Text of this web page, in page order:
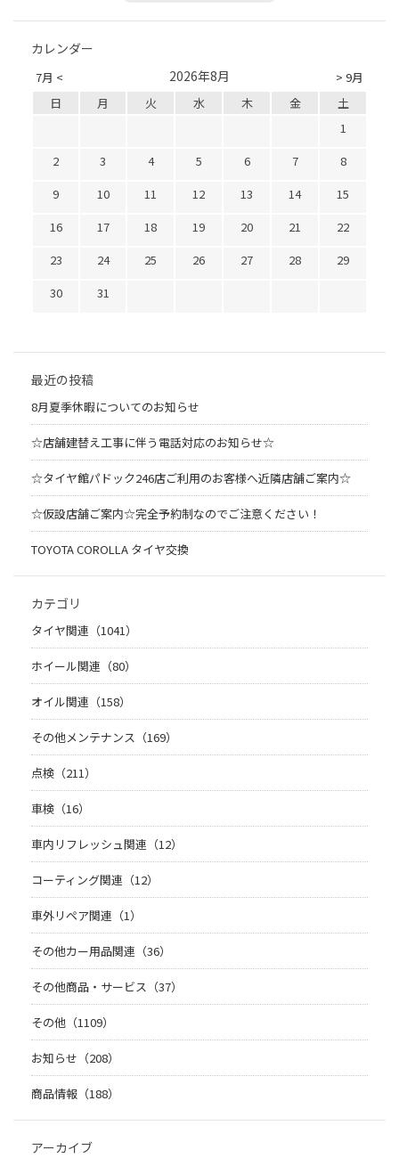
カレンダー
7月 < > 9月
2026年8月
日 月 火 水 木 金
土
1
2
3 4 5 6 7
8
9
10 11 12 13 14
15
16
17 18 19 20 21
22
23
24 25 26 27 28
29
30
31
最近の投稿
8月夏季休暇についてのお知らせ
☆店舗建替え工事に伴う電話対応のお知らせ☆
☆タイヤ館パドック246店ご利用のお客様へ近隣店舗ご案内☆
☆仮設店舗ご案内☆完全予約制なのでご注意ください！
TOYOTA COROLLA タイヤ交換
カテゴリ
タイヤ関連（1041）
ホイール関連（80）
オイル関連（158）
その他メンテナンス（169）
点検（211）
車検（16）
車内リフレッシュ関連（12）
コーティング関連（12）
車外リペア関連（1）
その他カー用品関連（36）
その他商品・サービス（37）
その他（1109）
お知らせ（208）
商品情報（188）
アーカイブ